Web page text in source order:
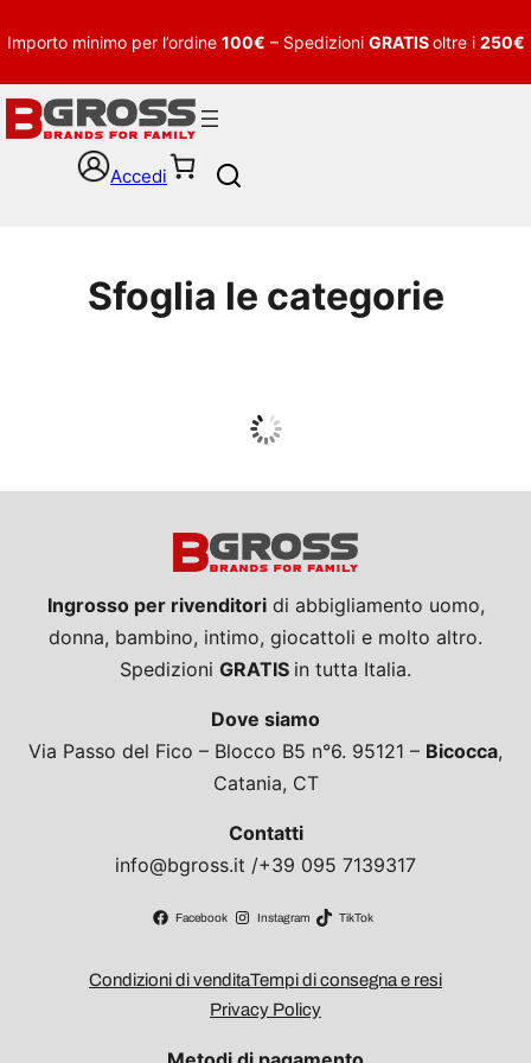
Importo minimo per l’ordine 100€ – Spedizioni GRATISoltre i 250€
Accedi
h
Sfoglia le categorie
Guarda tutto
Ingrosso per rivenditoridi abbigliamento uomo,
donna, bambino, intimo, giocattoli e molto altro.
Spedizioni GRATIS in tutta Italia.
Dove siamo
Via Passo del Fico – Blocco B5 n°6. 95121 – Bicocca,
Catania, CT
Contatti
info@bgross.it /+39 095 7139317
Facebook Instagram TikTok
Condizioni di venditaTempi di consegna e resi
Privacy Policy